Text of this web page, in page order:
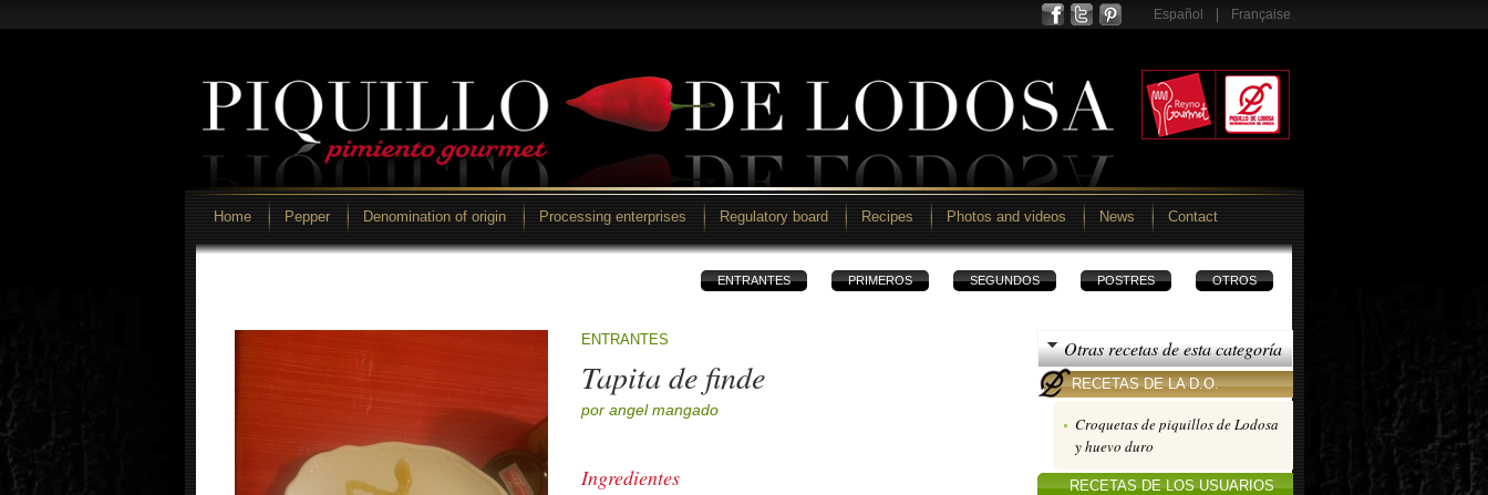
Español Française
Home Pepper Denomination of origin Processing enterprises Regulatory board Recipes Photos and videos News Contact
ENTRANTES PRIMEROS SEGUNDOS POSTRES OTROS
ENTRANTES
Tapita de finde
por angel mangado
Ingredientes
Otras recetas de esta categoría
RECETAS DE LA D.O.
Croquetas de piquillos de Lodosa
y huevo duro
RECETAS DE LOS USUARIOS